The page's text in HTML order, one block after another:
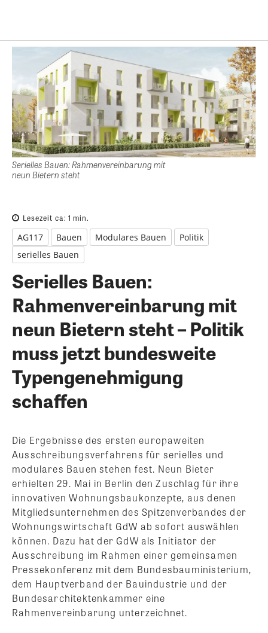
Serielles Bauen: Rahmenvereinbarung mit
neun Bietern steht
Lesezeit ca: 1 min.
AG117 Bauen Modulares Bauen
Politik
serielles Bauen
Serielles Bauen:
Rahmenvereinbarung mit
neun Bietern steht – Politik
muss jetzt bundesweite
Typengenehmigung
schaffen
Die Ergebnisse des ersten europaweiten
Ausschreibungsverfahrens für serielles und
modulares Bauen stehen fest. Neun Bieter
erhielten 29. Mai in Berlin den Zuschlag für ihre
innovativen Wohnungsbaukonzepte, aus denen
Mitgliedsunternehmen des Spitzenverbandes der
Wohnungswirtschaft GdW ab sofort auswählen
können. Dazu hat der GdW als Initiator der
Ausschreibung im Rahmen einer gemeinsamen
Pressekonferenz mit dem Bundesbauministerium,
dem Hauptverband der Bauindustrie und der
Bundesarchitektenkammer eine
Rahmenvereinbarung unterzeichnet.